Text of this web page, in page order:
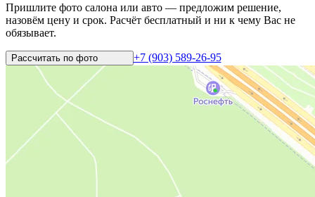
Пришлите фото салона или авто — предложим решение,
назовём цену и срок. Расчёт бесплатный и ни к чему Вас не
обязывает.
Рассчитать по фото +7 (903) 589-26-95